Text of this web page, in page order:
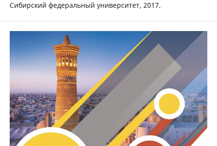
Сибирский федеральный университет, 2017.